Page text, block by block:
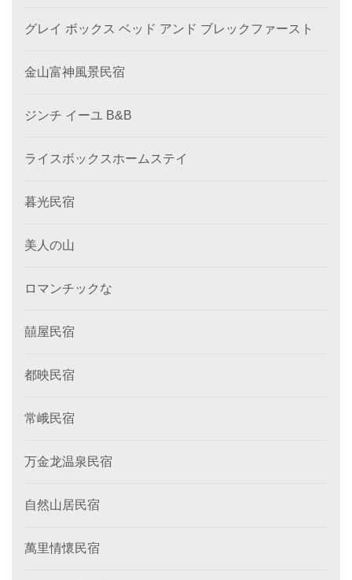
グレイ ボックス ベッド アンド ブレックファースト
金山富神風景民宿
ジンチ イーユ B&B
ライスボックスホームステイ
暮光民宿
美人の山
ロマンチックな
囍屋民宿
都映民宿
常峨民宿
万金龙温泉民宿
自然山居民宿
萬里情懷民宿